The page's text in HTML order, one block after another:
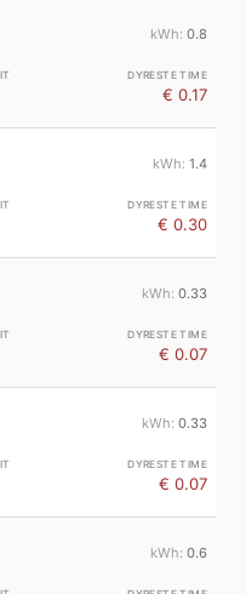
0.8
€ 0.17
1.4
€ 0.30
0.33
€ 0.07
0.33
€ 0.07
0.6